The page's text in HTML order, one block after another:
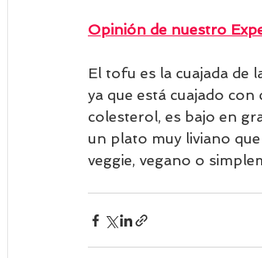
Opinión de nuestro
El tofu es la cuajada de
ya que está cuajado
colesterol, es bajo en
un plato muy liviano
veggie, vegano o